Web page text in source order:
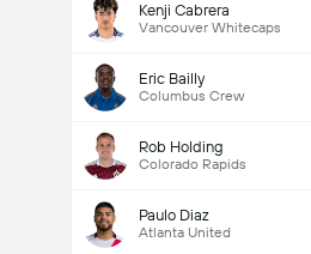
Kenji Cabrera
Vancouver Whitecaps
Eric Bailly
Columbus Crew
Rob Holding
Colorado Rapids
Paulo Diaz
Atlanta United